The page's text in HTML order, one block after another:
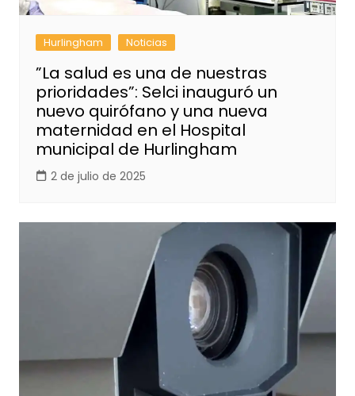
Hurlingham Noticias
”La salud es una de nuestras
prioridades”: Selci inauguró un
nuevo quirófano y una nueva
maternidad en el Hospital
municipal de Hurlingham
2 de julio de 2025